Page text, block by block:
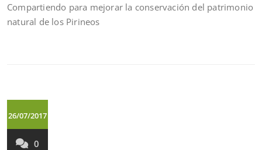
Compartiendo para mejorar la conservación del patrimonio
natural de los Pirineos
26/07/2017
0